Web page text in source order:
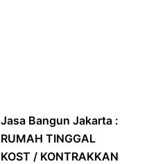
Jasa Bangun Jakarta :
RUMAH TINGGAL
KOST / KONTRAKKAN